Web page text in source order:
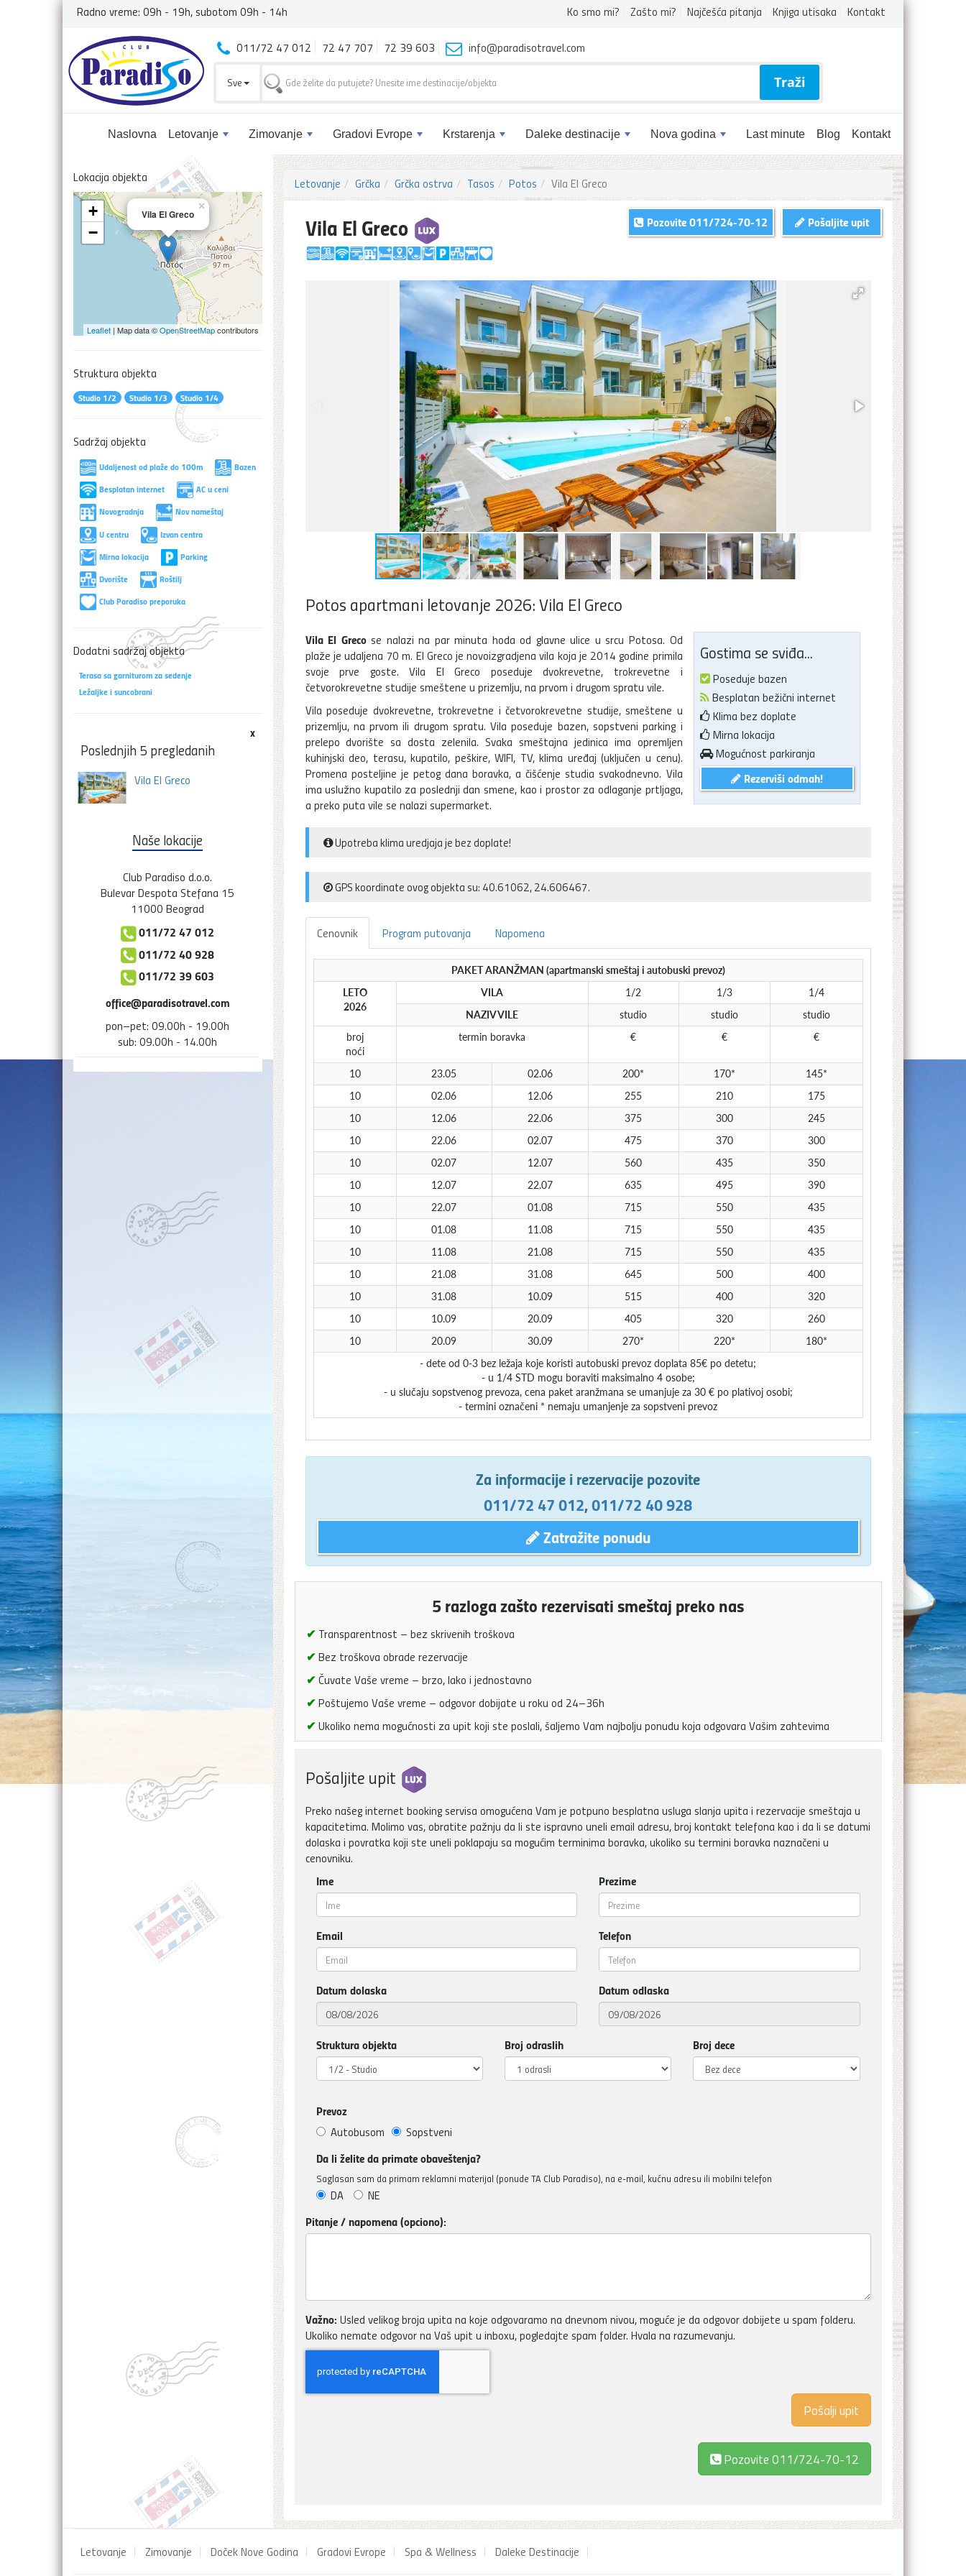
Radno vreme: 09h - 19h, subotom 09h - 14h Ko smo mi? Zašto mi? Najčešća pitanja Knjiga utisaka Kontakt
Naslovna Letovanje Zimovanje Gradovi Evrope Krstarenja Daleke destinacije Nova godina Last minute Blog Kontakt
011/72 47 012 72 47 707 72 39 603 info@paradisotravel.com
Sve Traži
Letovanje Grčka Grčka ostrva Tasos Potos Vila El Greco
Vila El Greco Pošaljite upit
Pozovite011/724-70-12
Potos apartmani letovanje 2026: Vila El Greco
Gostima se sviđa...
Poseduje bazen
Besplatan bežični internet
Klima bez doplate
Mirna lokacija
Mogućnost parkiranja
Rezerviši odmah!
Vila El Grecose nalazi na par minuta hoda od glavne ulice u srcu Potosa. Od
plaže je udaljena 70 m. El Greco je novoizgradjena vila koja je 2014 godine primila
svoje prve goste. Vila El Greco poseduje dvokrevetne, trokrevetne i
četvorokrevetne studije smeštene u prizemlju, na prvom i drugom spratu vile.
Vila poseduje dvokrevetne, trokrevetne i četvorokrevetne studije, smeštene u
prizemlju, na prvom ili drugom spratu. Vila poseduje bazen, sopstveni parking i
prelepo dvorište sa dosta zelenila. Svaka smeštajna jedinica ima opremljen
kuhinjski deo, terasu, kupatilo, peškire, WIFI, TV, klima uređaj (uključen u cenu).
Promena posteljine je petog dana boravka, a čišćenje studia svakodnevno. Vila
ima uslužno kupatilo za poslednji dan smene, kao i prostor za odlaganje prtljaga,
a preko puta vile se nalazi supermarket.
Upotreba klima uredjaja je bez doplate!
GPS koordinate ovog objekta su: 40.61062, 24.606467.
Cenovnik Program putovanja Napomena
PAKET ARANŽMAN (apartmanski smeštaj i autobuski prevoz)
LETO
2026
VILA 1/2 1/3
1/4
NAZIV VILE
studio studio
studio
broj
noći
termin boravka € € €
10 23.05 02.06 200* 170*
145*
10
02.06 12.06 255 210
175
10
12.06 22.06 375 300
245
10
22.06 02.07 475 370
300
10
02.07 12.07 560 435
350
10
12.07 22.07 635 495
390
10
22.07 01.08 715 550
435
10
01.08 11.08 715 550
435
10
11.08 21.08 715 550
435
10
21.08 31.08 645 500
400
10
31.08 10.09 515 400
320
10
10.09 20.09 405 320
260
10
20.09 30.09 270* 220*
180*
- dete od 0-3 bez ležaja koje koristi autobuski prevoz doplata 85€ po detetu;
- u 1/4 STD mogu boraviti maksimalno 4 osobe;
- u slučaju sopstvenog prevoza, cena paket aranžmana se umanjuje za 30 € po plativoj osobi;
- termini označeni * nemaju umanjenje za sopstveni prevoz
Za informacije i rezervacije pozovite
011/72 47 012,011/72 40 928
Zatražite ponudu
5 razloga zašto rezervisati smeštaj preko nas
✔ Transparentnost – bez skrivenih troškova
✔ Bez troškova obrade rezervacije
✔ Čuvate Vaše vreme – brzo, lako i jednostavno
✔ Poštujemo Vaše vreme – odgovor dobijate u roku od 24–36h
✔ Ukoliko nema mogućnosti za upit koji ste poslali, šaljemo Vam najbolju ponudu koja odgovara Vašim zahtevima
Pošaljite upit
Preko našeg internet booking servisa omogućena Vam je potpuno besplatna usluga slanja upita i rezervacije smeštaja u
kapacitetima. Molimo vas, obratite pažnju da li ste ispravno uneli email adresu, broj kontakt telefona kao i da li se datumi
dolaska i povratka koji ste uneli poklapaju sa mogućim terminima boravka, ukoliko su termini boravka naznačeni u
cenovniku.
Ime Prezime
Email Telefon
Datum dolaska Datum odlaska
Struktura objekta Broj odraslih Broj dece
Prevoz
Autobusom Sopstveni
Da li želite da primate obaveštenja?
Saglasan sam da primam reklamni materijal (ponude TA Club Paradiso), na e-mail, kućnu adresu ili mobilni telefon
DA NE
Pitanje / napomena (opciono):
Važno: Usled velikog broja upita na koje odgovaramo na dnevnom nivou, moguće je da odgovor dobijete u spam folderu.
Ukoliko nemate odgovor na Vaš upit u inboxu, pogledajte spam folder. Hvala na razumevanju.
Pozovite 011/724-70-12
Lokacija objekta
Vila El Greco
×
+
−
Leaflet| Map data ©OpenStreetMapcontributors
Struktura objekta
Studio 1/2 Studio 1/3 Studio 1/4
Sadržaj objekta
Udaljenost od plaže do 100m
Bazen
Besplatan internet
AC u ceni
Novogradnja
Nov nameštaj
U centru
Izvan centra
Mirna lokacija
Parking
Dvorište
Roštilj
Club Paradiso preporuka
Dodatni sadržaj objekta
Terasa sa garniturom za sedenje
Ležaljke i suncobrani
x
Poslednjih 5 pregledanih
Vila El Greco
Naše lokacije
Club Paradiso d.o.o.
Bulevar Despota Stefana 15
11000 Beograd
011/72 47 012
011/72 40 928
011/72 39 603
office@paradisotravel.com
pon–pet: 09.00h - 19.00h
sub: 09.00h - 14.00h
Letovanje Zimovanje Doček Nove Godina Gradovi Evrope Spa & Wellness Daleke Destinacije